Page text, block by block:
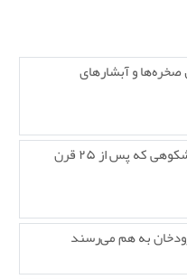
صخره‌ها و آبشارهای
۱۰ حقیقت جالب درباره تخت جمشید؛ شکوهی که پس از ۲۵ قرن
به هم می‌رسند